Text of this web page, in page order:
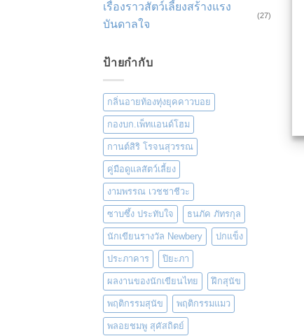
เรื่องราวสัตว์เลี้ยงสร้างแรง
บันดาลใจ
(27)
ป้ายกำกับ
กลิ่นอายท้องทุ่งยุคคาวบอย
กองบก.เพ็ทแอนด์โฮม
กานต์สิริ โรจนสุวรรณ
คู่มือดูแลสัตว์เลี้ยง
งามพรรณ เวชชาชีวะ
ซาบซึ้ง ประทับใจ ธนภัค ภัทรกุล
นักเขียนรางวัล Newbery ปกแข็ง
ประภาคาร ปิยะภา
ผลงานของนักเขียนไทย ฝึกสุนัข
พฤติกรรมสุนัข พฤติกรรมแมว
พลอยชมพู สุคัสถิตย์